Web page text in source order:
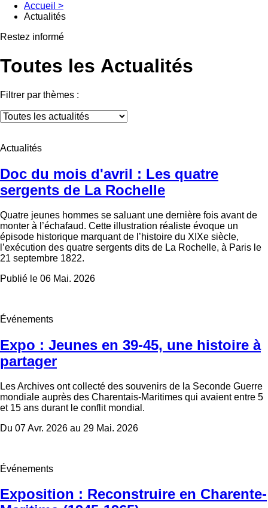
Accueil >
Actualités
Restez informé
Toutes les Actualités
Filtrer par thèmes :
Actualités
Doc du mois d'avril : Les quatre
sergents de La Rochelle
Quatre jeunes hommes se saluant une dernière fois avant de
monter à l’échafaud. Cette illustration réaliste évoque un
épisode historique marquant de l’histoire du XIXe siècle,
l’exécution des quatre sergents dits de La Rochelle, à Paris le
21 septembre 1822.
Publié le 06 Mai. 2026
Événements
Expo : Jeunes en 39-45, une histoire à
partager
Les Archives ont collecté des souvenirs de la Seconde Guerre
mondiale auprès des Charentais-Maritimes qui avaient entre 5
et 15 ans durant le conflit mondial.
Du 07 Avr. 2026 au 29 Mai. 2026
Événements
Exposition : Reconstruire en Charente-